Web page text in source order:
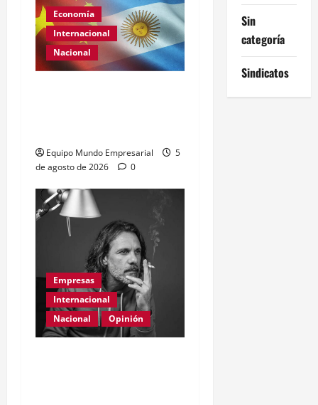
Economía
Internacional
Nacional
Equipo Mundo Empresarial
5
de agosto de 2026
0
Empresas
Internacional
Nacional
Opinión
Sin
categoría
Sindicatos